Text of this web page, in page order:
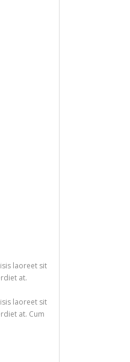
laoreet sit
at.
laoreet sit
at. Cum